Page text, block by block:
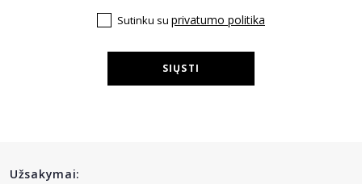
Sutinku su privatumo politika
SIŲSTI
Užsakymai: